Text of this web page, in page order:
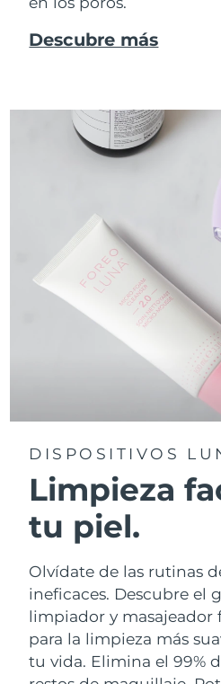
Descubre más
DISPOSITIVOS
Limpieza
tu piel.
Olvídate de las rutinas
ineficaces. Descubre el
limpiador y masajeador
para la limpieza más
tu vida. Elimina el 99%